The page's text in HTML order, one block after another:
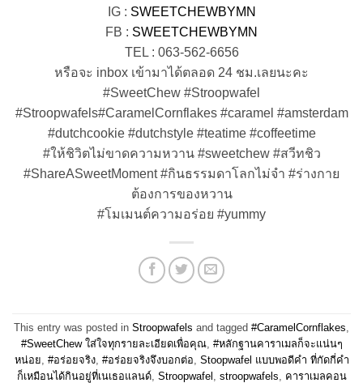
IG : SWEETCHEWBYMN
FB : SWEETCHEWBYMN
TEL : 063-562-6656
หรือจะ inbox เข้ามาได้ตลอด 24 ชม.เลยนะคะ
#SweetChew #Stroopwafel
#Stroopwafels#CaramelCornflakes #caramel #amsterdam
#dutchcookie #dutchstyle #teatime #coffeetime
#ให้ชิวิตไม่ขาดความหวาน #sweetchew #สวีทชิว
#ShareASweetMoment #กินธรรมดาโลกไม่จำ #ร่างกาย
ต้องการของหวาน
#โมเมนต์ความอร่อย #yummy
This entry was posted in Stroopwafels and tagged #CaramelCornflakes
#SweetChew ใส่ใจทุกรายละเอียดเพื่อคุณ, #หลักฐานคาราเมลก็จะแน่นๆ
หน่อย #อร่อยจริง, #อร่อยจริงจึงบอกต่อ Stoopwafel แบบพอดีคำ ที่กัดกี่คำ
ก็เหมือนได้กินอยู่ที่เนเธอแลนด์, Stroopwafel stroopwafels
คาราเมลคอน